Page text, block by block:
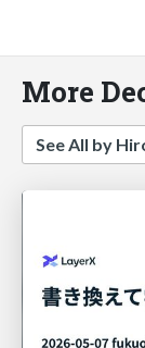
More
See All by